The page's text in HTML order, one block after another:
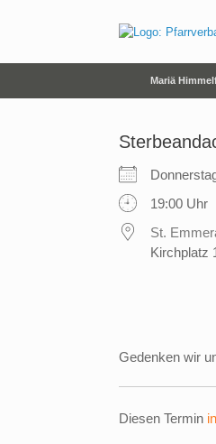
Mariä
19:00 Uhr
St.
Kirchplatz
Gedenken wir
Diesen Termin